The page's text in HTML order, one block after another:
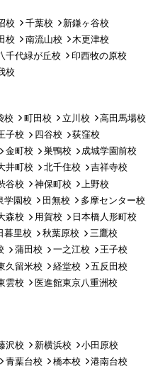
校 千葉校
新鎌ヶ谷校
校 南流山校
木更津校
千代緑が丘校
印西牧の原校
校
校 町田校 立川校
高田馬場校
子校 四谷校
荻窪校
金町校 巣鴨校
成城学園前校
井町校 北千住校
吉祥寺校
谷校 神保町校
上野校
学園校 田無校
多摩センター校
森校 用賀校
日本橋人形町校
暮里校 秋葉原校
三鷹校
蒲田校 一之江校
王子校
久留米校 経堂校
五反田校
雲校
医進館東京八重洲校
沢校 新横浜校
小田原校
青葉台校 橋本校
港南台校